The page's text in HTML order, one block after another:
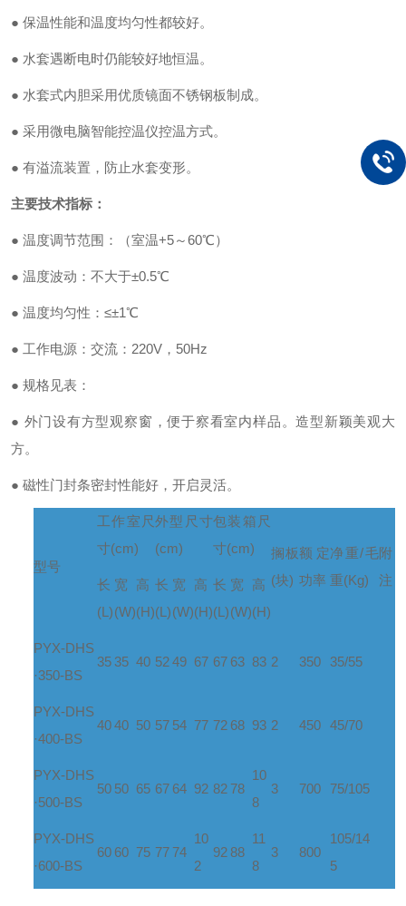
● 保温性能和温度均匀性都较好。
● 水套遇断电时仍能较好地恒温。
● 水套式内胆采用优质镜面不锈钢板制成。
● 采用微电脑智能控温仪控温方式。
● 有溢流装置，防止水套变形。
主要技术指标：
● 温度调节范围：（室温+5～60℃）
● 温度波动：不大于±0.5℃
● 温度均匀性：≤±1℃
● 工作电源：交流：220V，50Hz
● 规格见表：
● 外门设有方型观察窗，便于察看室内样品。造型新颖美观大
方。
● 磁性门封条密封性能好，开启灵活。
型号
工作室尺
寸(cm)
外型尺寸
(cm)
包装箱尺
寸(cm) 搁板
(块)
额定
功率
净重/毛
重(Kg)
附
注
长
(L)
宽
(W)
高
(H)
长
(L)
宽
(W)
高
(H)
长
(L)
宽
(W)
高
(H)
PYX-DHS
·350-BS
3535 40 5249 67 67 63 83 2 350 35/55
PYX-DHS
·400-BS
4040 50 57 54 77 72 68 93 2 450 45/70
PYX-DHS
·500-BS
50 50 65 67 64 92 82 78
10
8
3 700 75/105
PYX-DHS
·600-BS
60 60 75 77 74
10
2
9288
11
8
3 800
105/14
5